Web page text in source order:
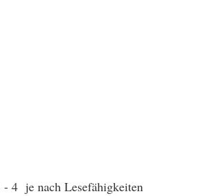
- 4 je nach Lesefähigkeiten